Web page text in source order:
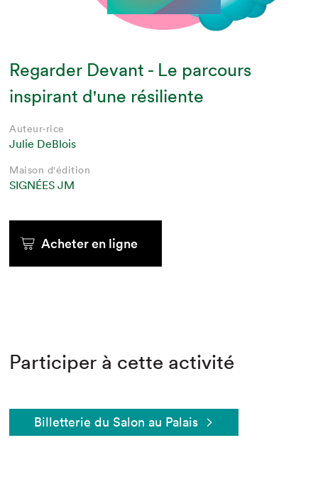
Regarder Devant - Le parcours
inspirant d'une résiliente
Auteur·rice
Julie DeBlois
Maison d'édition
SIGNÉES JM
Acheter en ligne
Participer à cette activité
Billetterie du Salon au Palais